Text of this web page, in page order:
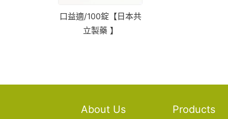
口益適/100錠【日本共
立製藥 】
About Us Products